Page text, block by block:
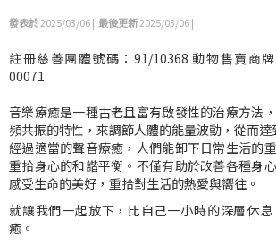
發表於2025/03/06 | 最後更新2025/03/06 |
註冊慈善團體號碼：91/10368 動物售賣商
00071
音樂療癒是一種古老且富有啟發性的治療方法
頻共振的特性，來調節人體的能量波動，從而達
經過適當的聲音療癒，人們能卸下日常生活的
重拾身心的和諧平衡。不僅有助於改善各種身
感受生命的美好，重拾對生活的熱愛與嚮往。
就讓我們一起放下，比自己一小時的深層休
癒。